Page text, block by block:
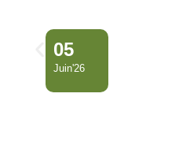
05
Juin'26